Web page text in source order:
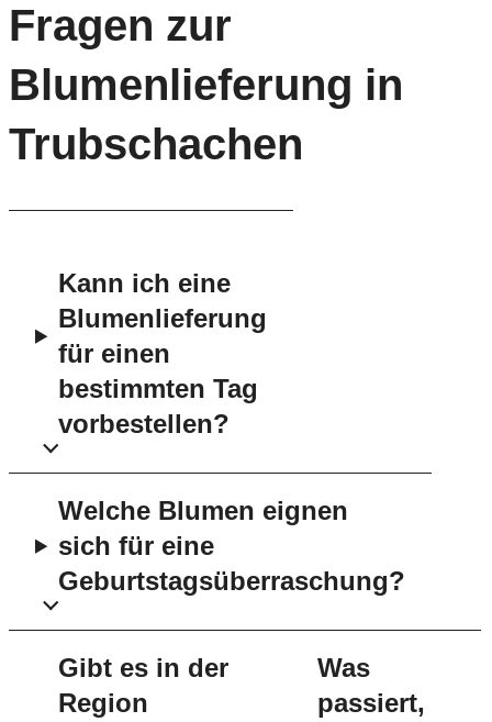
Fragen zur
Blumenlieferung in
Trubschachen
Kann ich eine
Blumenlieferung
für einen
bestimmten Tag
vorbestellen?
Welche Blumen eignen
sich für eine
Geburtstagsüberraschung?
Gibt es in der
Region
Was
passiert,